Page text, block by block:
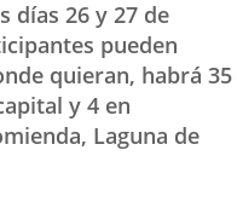
días 26 y 27 de
pueden
quieran, habrá 35
y 4 en
Laguna de